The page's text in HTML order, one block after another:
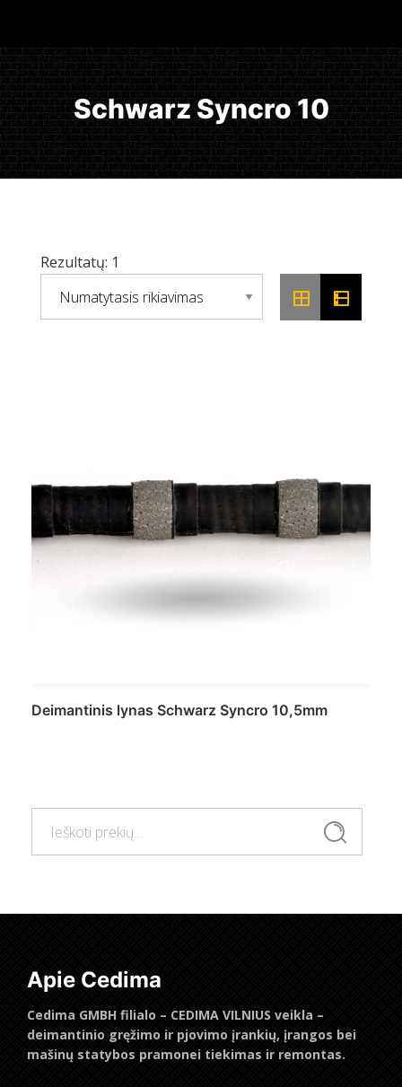
Schwarz Syncro 10
Ieškoti
Rezultatų: 1
Deimantinis lynas Schwarz Syncro 10,5mm
Apie Cedima
Cedima GMBH filialo – CEDIMA VILNIUS veikla –
deimantinio gręžimo ir pjovimo įrankių, įrangos bei
mašinų statybos pramonei tiekimas ir remontas.